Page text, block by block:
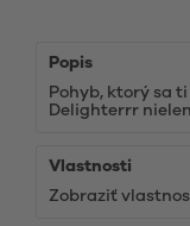
Popis
Pohyb, ktorý sa
Delighterrr
Vlastnosti
Zobraziť